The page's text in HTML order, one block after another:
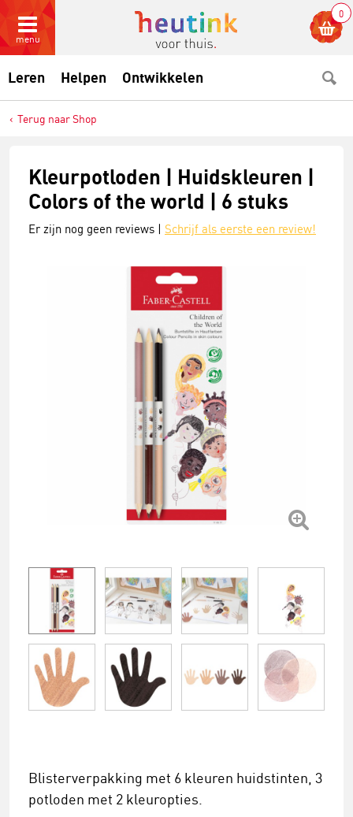
menu
0
Leren Helpen Ontwikkelen
Terug naar Shop
Kleurpotloden | Huidskleuren |
Colors of the world | 6 stuks
Er zijn nog geen reviews | Schrijf als eerste een review!
Blisterverpakking met 6 kleuren huidstinten, 3
potloden met 2 kleuropties.